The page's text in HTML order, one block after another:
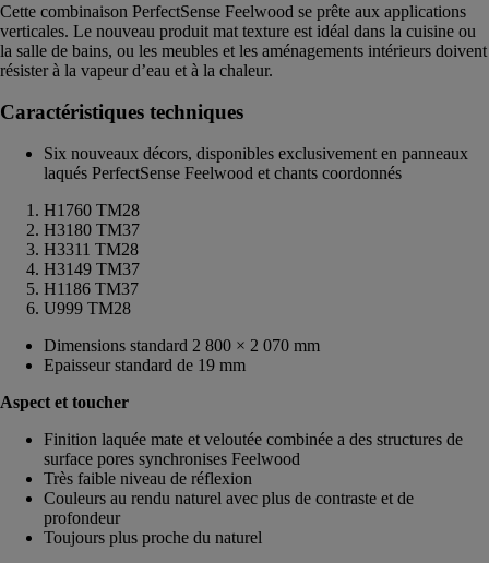
Cette combinaison PerfectSense Feelwood se prête aux applications
verticales. Le nouveau produit mat texture est idéal dans la cuisine ou
la salle de bains, ou les meubles et les aménagements intérieurs doivent
résister à la vapeur d’eau et à la chaleur.
Caractéristiques techniques
Six nouveaux décors, disponibles exclusivement en panneaux
laqués PerfectSense Feelwood et chants coordonnés
H1760 TM28
H3180 TM37
H3311 TM28
H3149 TM37
H1186 TM37
U999 TM28
Dimensions standard 2 800 × 2 070 mm
Epaisseur standard de 19 mm
Aspect et toucher
Finition laquée mate et veloutée combinée a des structures de
surface pores synchronises Feelwood
Très faible niveau de réflexion
Couleurs au rendu naturel avec plus de contraste et de
profondeur
Toujours plus proche du naturel